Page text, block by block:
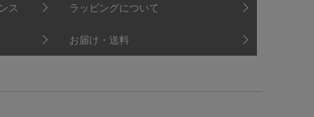
ス ラッピングについて
お届け・送料